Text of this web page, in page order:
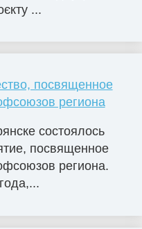
...
посвященное
региона
состоялось
посвященное
региона.